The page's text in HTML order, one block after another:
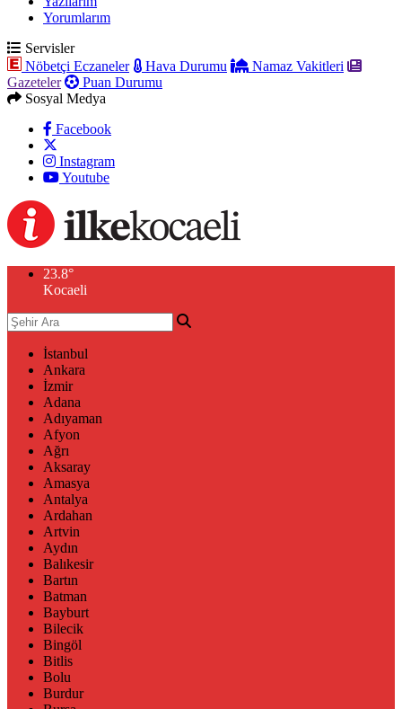
Yorumlarım
Servisler
Nöbetçi Eczaneler
Hava Durumu
Namaz Vakitleri
Gazeteler
Puan Durumu
Sosyal Medya
Facebook
Instagram
Youtube
23.8°
Kocaeli
İstanbul
Ankara
İzmir
Adana
Adıyaman
Afyon
Ağrı
Aksaray
Amasya
Antalya
Ardahan
Artvin
Aydın
Balıkesir
Bartın
Batman
Bayburt
Bilecik
Bingöl
Bitlis
Bolu
Burdur